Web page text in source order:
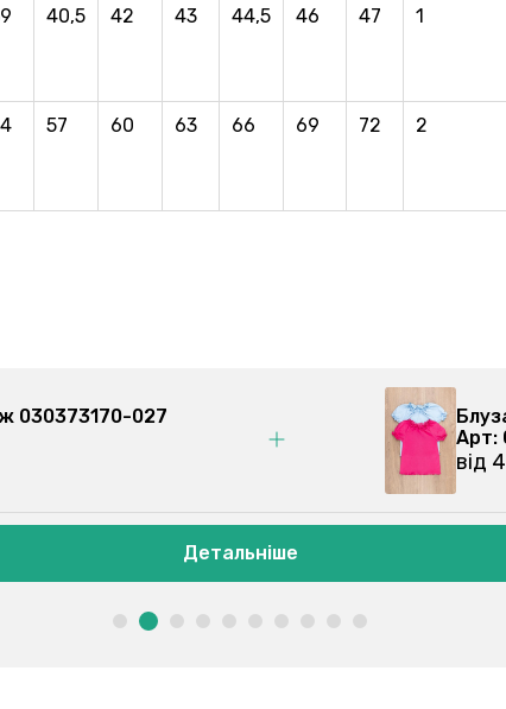
40,5 42 43 44,5 46 47 1
57 60 63 66 69 72 2
030373170-027
Арт:
від
Детальніше